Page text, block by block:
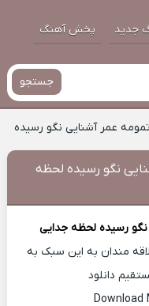
جدید پخش آهنگ
جستجو
عمر آشنایی نگو رسیده
نگو رسیده لحظه
رسیده لحظه جدایی
مندان به این سبک به
دانلود